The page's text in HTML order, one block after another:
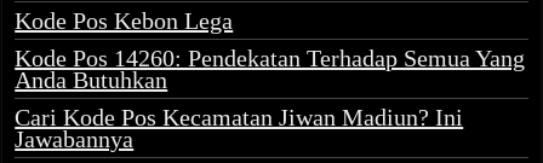
Kode Pos Kebon Lega
Kode Pos 14260: Pendekatan Terhadap Semua Yang
Anda Butuhkan
Cari Kode Pos Kecamatan Jiwan Madiun? Ini
Jawabannya